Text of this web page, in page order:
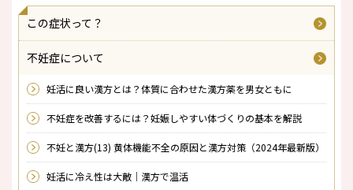
この症状って？
不妊症について
妊活に良い漢方とは？体質に合わせた漢方薬を男女ともに
不妊症を改善するには？妊娠しやすい体づくりの基本を解説
不妊と漢方(13) 黄体機能不全の原因と漢方対策（2024年最新版）
妊活に冷え性は大敵｜漢方で温活